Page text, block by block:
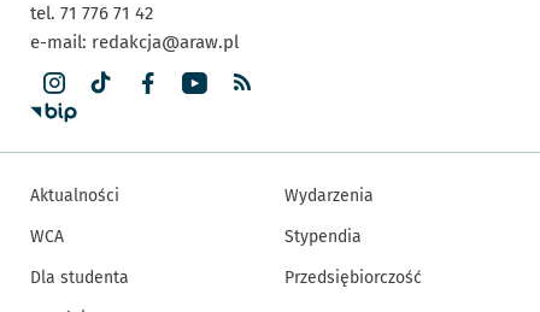
tel. 71 776 71 42
e-mail: redakcja@araw.pl
Aktualności
WCA
Dla studenta
Wydarzenia
Stypendia
Przedsiębiorczość